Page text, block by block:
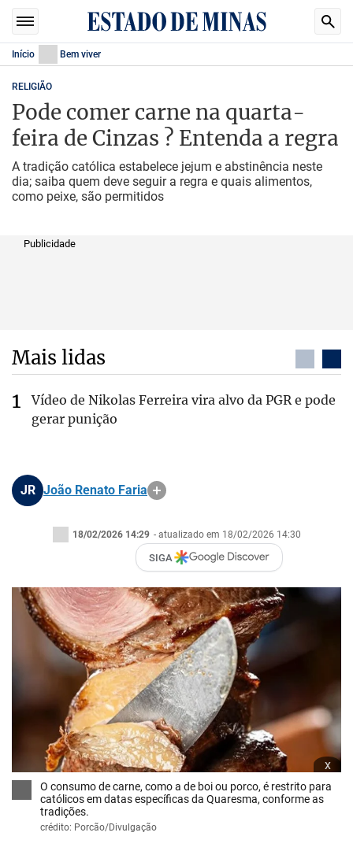
Início Bem viver
RELIGIÃO
Pode comer carne na quarta-
feira de Cinzas ? Entenda a regra
A tradição católica estabelece jejum e abstinência neste
dia; saiba quem deve seguir a regra e quais alimentos,
como peixe, são permitidos
Publicidade
Mais lidas
Vídeo de Nikolas Ferreira vira alvo da PGR e pode
gerar punição
JR João Renato Faria
18/02/2026 14:29 - atualizado em 18/02/2026 14:30
SIGA
x
O consumo de carne, como a de boi ou porco, é restrito para
católicos em datas específicas da Quaresma, conforme as
tradições.
crédito: Porcão/Divulgação